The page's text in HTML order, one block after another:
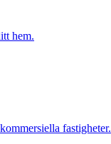
hem.
fastigheter.